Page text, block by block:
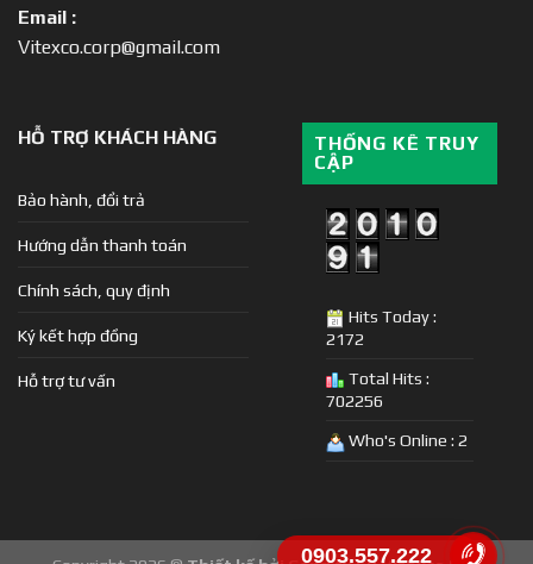
Email :
Vitexco.corp@gmail.com
HỖ TRỢ KHÁCH HÀNG
Bảo hành, đổi trả
Hướng dẫn thanh toán
Chính sách, quy định
Ký kết hợp đồng
Hỗ trợ tư vấn
THỐNG KÊ TRUY
CẬP
Hits Today :
2172
Total Hits :
702256
Who's Online : 2
0903.557.222